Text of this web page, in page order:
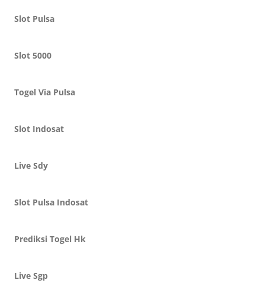
Slot Pulsa
Slot 5000
Togel Via Pulsa
Slot Indosat
Live Sdy
Slot Pulsa Indosat
Prediksi Togel Hk
Live Sgp